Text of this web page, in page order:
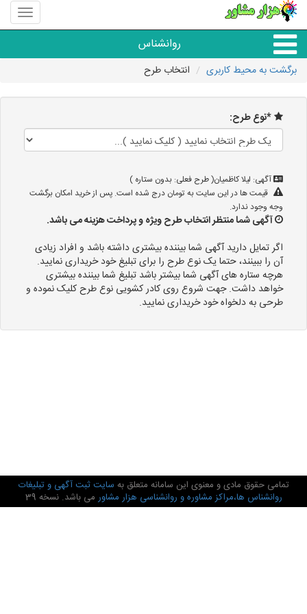
منوی
سایت
مشاور
روانشناس
گروه روانشناسی
برگشت به محیط کاربری انتخاب طرح
*نوع طرح:
آگهی: لیلا کاظمیان( طرح فعلی: بدون ستاره )
قیمت ها در این سایت به تومان درج شده است. پس از خرید امکان برگشت
وجه وجود ندارد.
آگهی شما منتظر انتخاب طرح ویژه و پرداخت هزینه می باشد.
اگر تمایل دارید آگهی شما بیننده بیشتری داشته باشد و افراد زیادی
آن را ببینند، حتما یک نوع طرح را برای تبلیغ خود خریداری نمایید.
هرچه ستاره های آگهی شما بیشتر باشد تبلیغ شما بیننده بیشتری
خواهد داشت. جهت شروع روی کادر کشویی نوع طرح کلیک نموده و
طرحی به دلخواه خود خریداری نمایید.
تمامی حقوق مادی و معنوی این سامانه متعلق به سایت ثبت آگهی و تبلیغات
روانشناس ها،مراکز مشاوره و روانشناسی هزار مشاور می باشد. نسخه 39